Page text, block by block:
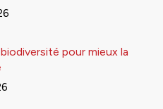
pour mieux la